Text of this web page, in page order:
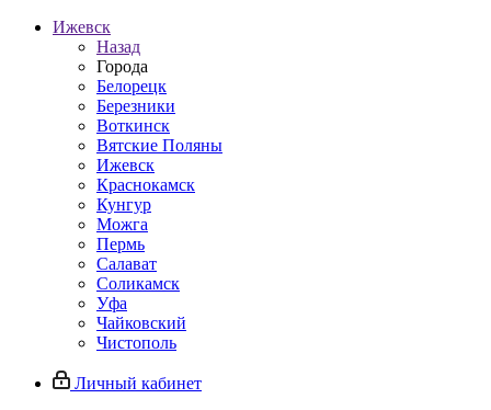
Ижевск
Назад
Города
Белорецк
Березники
Воткинск
Вятские Поляны
Ижевск
Краснокамск
Кунгур
Можга
Пермь
Салават
Соликамск
Уфа
Чайковский
Чистополь
Личный кабинет